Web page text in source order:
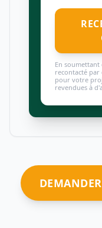
En soumettant
recontacté
pour votre
revendues à